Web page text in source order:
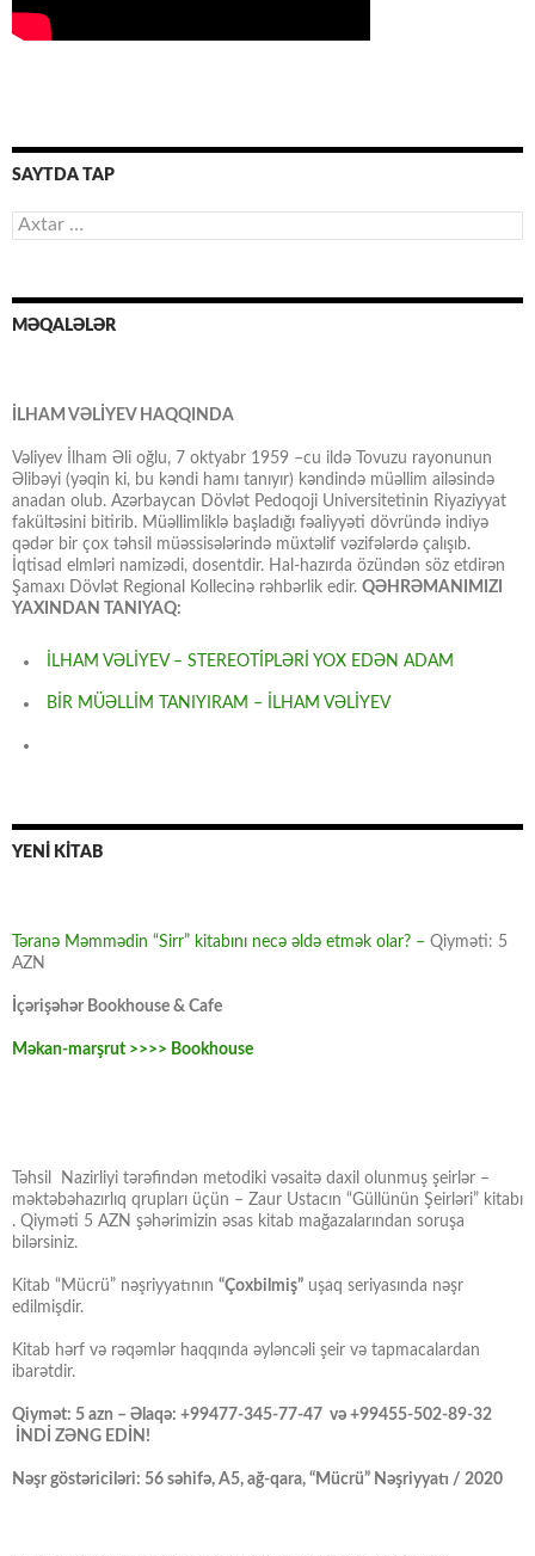
SAYTDA TAP
Axtarış:
MƏQALƏLƏR
İLHAM VƏLİYEV HAQQINDA
Vəliyev İlham Əli oğlu, 7 oktyabr 1959 –cu ildə Tovuzu rayonunun
Əlibəyi (yəqin ki, bu kəndi hamı tanıyır) kəndində müəllim ailəsində
anadan olub. Azərbaycan Dövlət Pedoqoji Universitetinin Riyaziyyat
fakültəsini bitirib. Müəllimliklə başladığı fəaliyyəti dövründə indiyə
qədər bir çox təhsil müəssisələrində müxtəlif vəzifələrdə çalışıb.
İqtisad elmləri namizədi, dosentdir. Hal-hazırda özündən söz etdirən
Şamaxı Dövlət Regional Kollecinə rəhbərlik edir. QƏHRƏMANIMIZI
YAXINDAN TANIYAQ:
İLHAM VƏLİYEV – STEREOTİPLƏRİ YOX EDƏN ADAM
BİR MÜƏLLİM TANIYIRAM – İLHAM VƏLİYEV
YENİ KİTAB
Təranə Məmmədin “Sirr” kitabını necə əldə etmək olar? – Qiyməti: 5
AZN
İçərişəhər Bookhouse & Cafe
Məkan-marşrut >>>> Bookhouse
Təhsil Nazirliyi tərəfindən metodiki vəsaitə daxil olunmuş şeirlər –
məktəbəhazırlıq qrupları üçün – Zaur Ustacın “Güllünün Şeirləri” kitabı
. Qiyməti 5 AZN şəhərimizin əsas kitab mağazalarından soruşa
bilərsiniz.
Kitab “Mücrü” nəşriyyatının “Çoxbilmiş” uşaq seriyasında nəşr
edilmişdir.
Kitab hərf və rəqəmlər haqqında əyləncəli şeir və tapmacalardan
ibarətdir.
Qiymət: 5 azn – Əlaqə: +99477-345-77-47 və +99455-502-89-32
İNDİ ZƏNG EDİN!
Nəşr göstəriciləri: 56 səhifə, A5, ağ-qara, “Mücrü” Nəşriyyatı / 2020